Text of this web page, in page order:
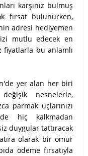
karşınız bulmuş
fırsat bulunurken,
adresi hediyemen
mutlu edecek en
bu anlamlı
yer alan her biri
nesnelerle,
parmak uçlarınızı
hiç kalkmadan
duygular tattıracak
olarak bir ömür
ödeme fırsatıyla